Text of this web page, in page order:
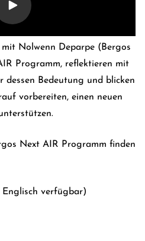
Karriere
mit Nolwenn Deparpe (Bergos
Programm, reflektieren mit
dessen Bedeutung und blicken
vorbereiten, einen neuen
Next AIR Programm finden
Englisch verfügbar)